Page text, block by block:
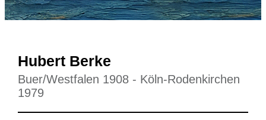
Hubert Berke
Buer/Westfalen 1908 - Köln-Rodenkirchen
1979